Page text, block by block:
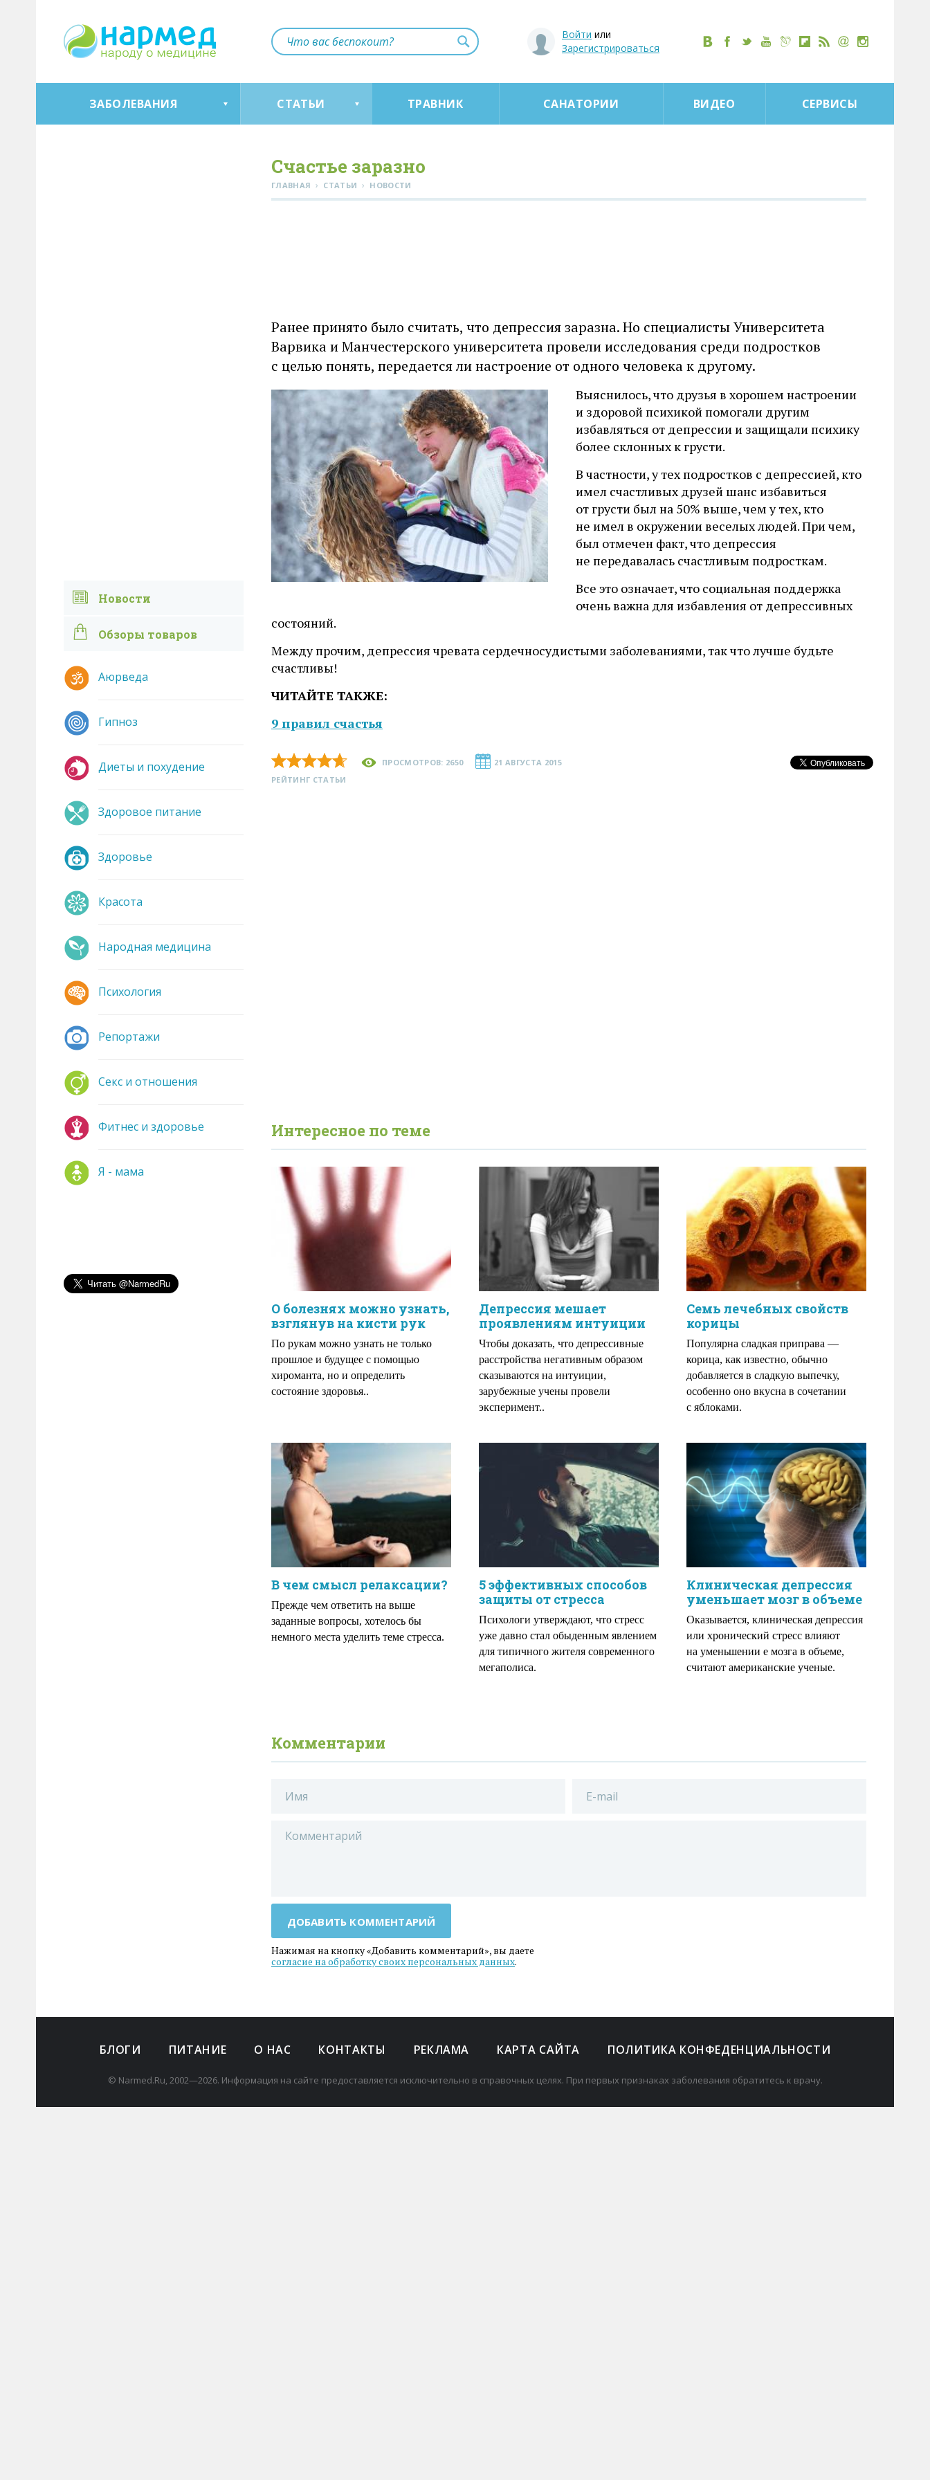
Войти или
Зарегистрироваться
ЗАБОЛЕВАНИЯ СТАТЬИ ТРАВНИК САНАТОРИИ ВИДЕО СЕРВИСЫ
Счастье заразно
ГЛАВНАЯ › СТАТЬИ › НОВОСТИ
Ранее принято было считать, что депрессия заразна. Но специалисты Университета
Варвика и Манчестерского университета провели исследования среди подростков
с целью понять, передается ли настроение от одного человека к другому.
Выяснилось, что друзья в хорошем настроении
и здоровой психикой помогали другим
избавляться от депрессии и защищали психику
более склонных к грусти.
В частности, у тех подростков с депрессией, кто
имел счастливых друзей шанс избавиться
от грусти был на 50% выше, чем у тех, кто
не имел в окружении веселых людей. При чем,
был отмечен факт, что депрессия
не передавалась счастливым подросткам.
Все это означает, что социальная поддержка
очень важна для избавления от депрессивных
состояний.
Между прочим, депрессия чревата сердечносудистыми заболеваниями, так что лучше будьте
счастливы!
ЧИТАЙТЕ ТАКЖЕ:
9 правил счастья
РЕЙТИНГ СТАТЬИ
ПРОСМОТРОВ: 2650 21 АВГУСТА 2015
Интересное по теме
О болезнях можно узнать,
взглянув на кисти рук
По рукам можно узнать не только
прошлое и будущее с помощью
хироманта, но и определить
состояние здоровья..
Депрессия мешает
проявлениям интуиции
Чтобы доказать, что депрессивные
расстройства негативным образом
сказываются на интуиции,
зарубежные учены провели
эксперимент..
Семь лечебных свойств
корицы
Популярна сладкая приправа —
корица, как известно, обычно
добавляется в сладкую выпечку,
особенно оно вкусна в сочетании
с яблоками.
В чем смысл релаксации?
Прежде чем ответить на выше
заданные вопросы, хотелось бы
немного места уделить теме стресса.
5 эффективных способов
защиты от стресса
Психологи утверждают, что стресс
уже давно стал обыденным явлением
для типичного жителя современного
мегаполиса.
Клиническая депрессия
уменьшает мозг в объеме
Оказывается, клиническая депрессия
или хронический стресс влияют
на уменьшении е мозга в объеме,
считают американские ученые.
Комментарии
ДОБАВИТЬ КОММЕНТАРИЙ
Нажимая на кнопку «Добавить комментарий», вы даете
согласие на обработку своих персональных данных.
Новости
Обзоры товаров
Аюрведа
Гипноз
Диеты и похудение
Здоровое питание
Здоровье
Красота
Народная медицина
Психология
Репортажи
Секс и отношения
Фитнес и здоровье
Я - мама
БЛОГИ ПИТАНИЕ О НАС КОНТАКТЫ РЕКЛАМА КАРТА САЙТА ПОЛИТИКА КОНФЕДЕНЦИАЛЬНОСТИ
© Narmed.Ru, 2002—2026. Информация на сайте предоставляется исключительно в справочных целях. При первых признаках заболевания обратитесь к врачу.